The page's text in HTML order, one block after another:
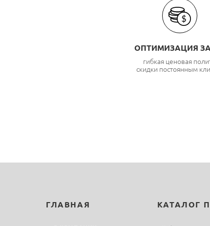
ОПТИМИЗАЦИЯ
гибкая ценовая
скидки постоянным
ГЛАВНАЯ КАТАЛОГ